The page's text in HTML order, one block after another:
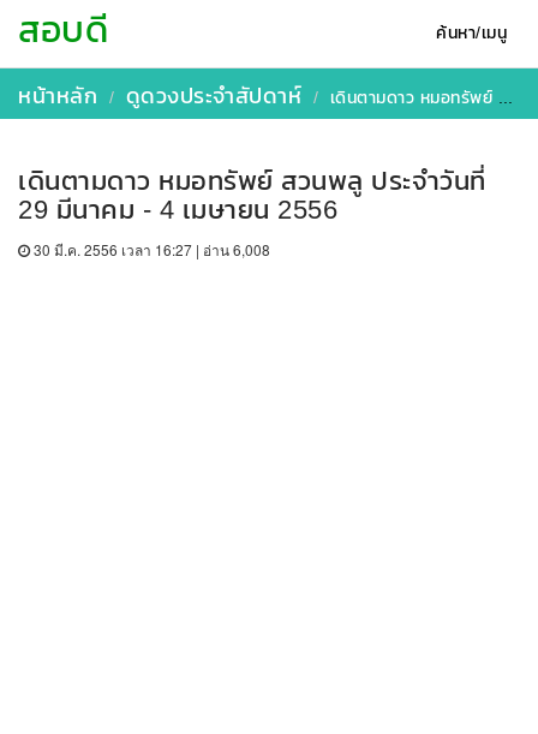
ค้นหา/เมนู
สอบดี
หน้าหลัก ดูดวงประจำสัปดาห์ เดินตามดาว หมอทรัพย์ สวนพลู ประจำวันที่ 29 มีนาคม - 4 เมษายน 2556
เดินตามดาว หมอทรัพย์ สวนพลู ประจำวันที่
29 มีนาคม - 4 เมษายน 2556
30 มี.ค. 2556 เวลา 16:27 | อ่าน 6,008